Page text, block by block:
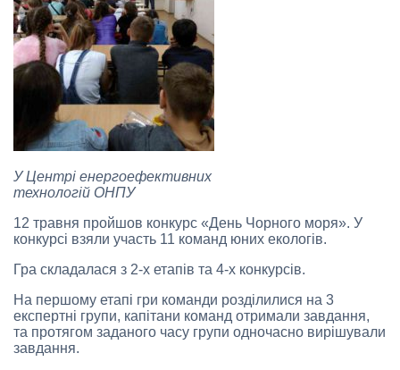
У Центрі енергоефективних
технологій ОНПУ
12 травня пройшов конкурс «День Чорного моря». У
конкурсі взяли участь 11 команд юних екологів.
Гра складалася з 2-х етапів та 4-х конкурсів.
На першому етапі гри команди розділилися на 3
експертні групи, капітани команд отримали завдання,
та протягом заданого часу групи одночасно вирішували
завдання.